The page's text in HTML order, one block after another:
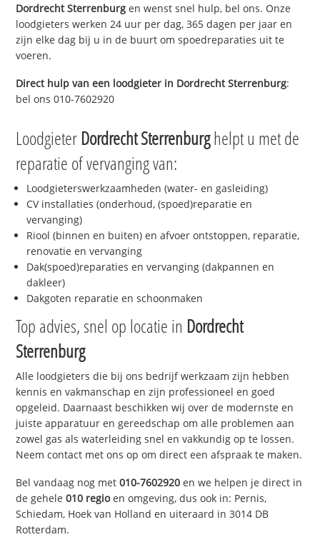
Dordrecht Sterrenburg en wenst snel hulp, bel ons. Onze
loodgieters werken 24 uur per dag, 365 dagen per jaar en
zijn elke dag bij u in de buurt om spoedreparaties uit te
voeren.
Direct hulp van een loodgieter in Dordrecht Sterrenburg:
bel ons 010-7602920
Loodgieter Dordrecht Sterrenburghelpt u met de
reparatie of vervanging van:
Loodgieterswerkzaamheden (water- en gasleiding)
CV installaties (onderhoud, (spoed)reparatie en
vervanging)
Riool (binnen en buiten) en afvoer ontstoppen, reparatie,
renovatie en vervanging
Dak(spoed)reparaties en vervanging (dakpannen en
dakleer)
Dakgoten reparatie en schoonmaken
Top advies, snel op locatie in Dordrecht
Sterrenburg
Alle loodgieters die bij ons bedrijf werkzaam zijn hebben
kennis en vakmanschap en zijn professioneel en goed
opgeleid. Daarnaast beschikken wij over de modernste en
juiste apparatuur en gereedschap om alle problemen aan
zowel gas als waterleiding snel en vakkundig op te lossen.
Neem contact met ons op om direct een afspraak te maken.
Bel vandaag nog met010-7602920 en we helpen je direct in
de gehele010 regioen omgeving, dus ook in: Pernis,
Schiedam, Hoek van Holland en uiteraard in 3014 DB
Rotterdam.